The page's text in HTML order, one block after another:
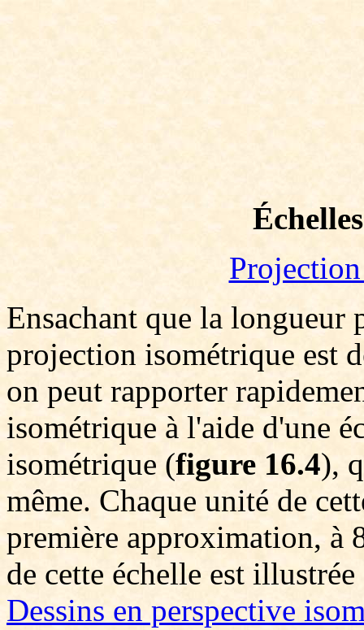
Ensachant que la longueur
projection isométrique est
on peut rapporter
isométrique à l'aide d'une
isométrique (figure 16.4),
même. Chaque unité de
première approximation, à
de cette échelle est
Dessins en perspective